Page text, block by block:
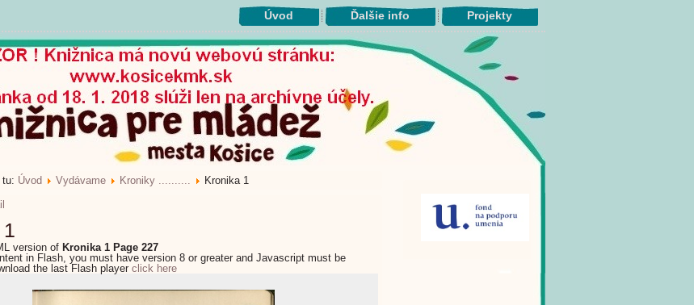
Úvod Ďalšie info Projekty
tu: Úvod Vydávame Kroniky ..........
Kronika 1
version of Kronika 1 Page 227
in Flash, you must have version 8 or greater and Javascript must be
the last Flash player click here